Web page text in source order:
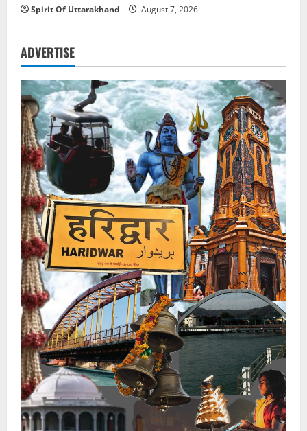
Spirit Of Uttarakhand August 7, 2026
ADVERTISE